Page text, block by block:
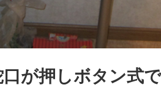
口が押しボタン式